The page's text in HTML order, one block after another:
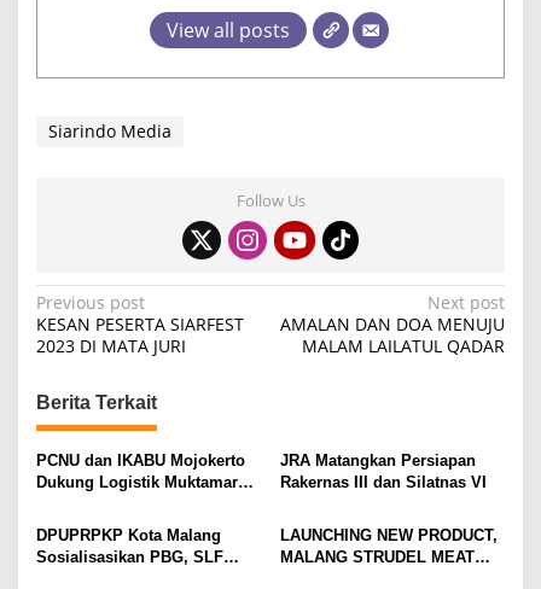
View all posts
Siarindo Media
Follow Us
P
o
t
a
i
Previous post
KESAN PESERTA SIARFEST
2023 DI MATA JURI
Next post
AMALAN DAN DOA MENUJU
MALAM LAILATUL QADAR
Berita Terkait
PCNU dan IKABU Mojokerto
Dukung Logistik Muktamar
JRA Matangkan Persiapan
Rakernas III dan Silatnas VI
DPUPRPKP Kota Malang
Sosialisasikan PBG, SLF
LAUNCHING NEW PRODUCT,
MALANG STRUDEL MEAT